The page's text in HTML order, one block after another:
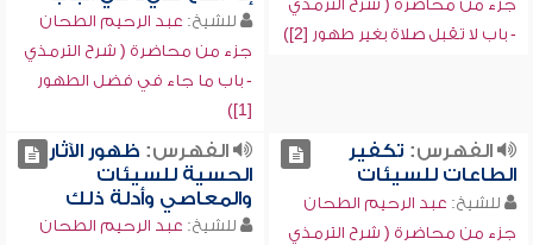
جزء من محاضرة ( شرح الترمذي
- باب لا تقبل صلاة بغير طهور [2])
للشيخ: عبد الرحيم الطحان
جزء من محاضرة ( شرح الترمذي
- باب ما جاء في فضل الطهور
[1])
الفهرس: تكفير
الطاعات للسيئات
للشيخ: عبد الرحيم الطحان
جزء من محاضرة ( شرح الترمذي
الفهرس: ظهور الآثار
الحسية للسيئات
والمعاصي وأدلة ذلك
للشيخ: عبد الرحيم الطحان